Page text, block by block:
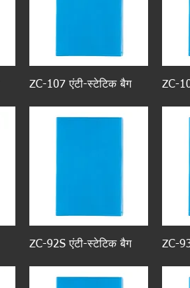
ZC-107 एंटी-स्टेटिक बैग ZC-
ZC-92S एंटी-स्टेटिक बैग ZC-